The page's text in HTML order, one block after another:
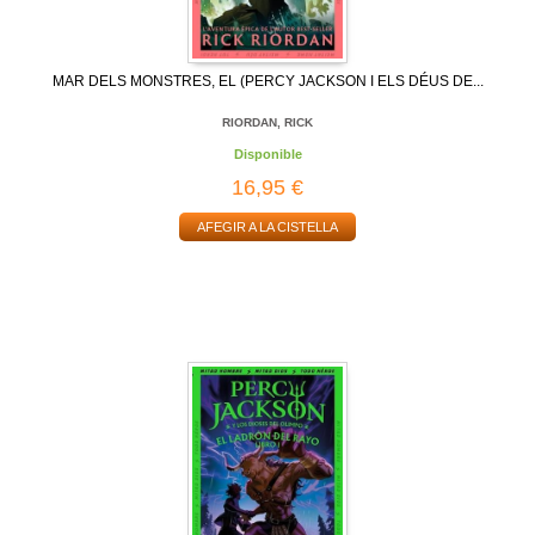
MAR DELS MONSTRES, EL (PERCY JACKSON I ELS DÉUS DE...
RIORDAN, RICK
Disponible
16,95 €
AFEGIR A LA CISTELLA